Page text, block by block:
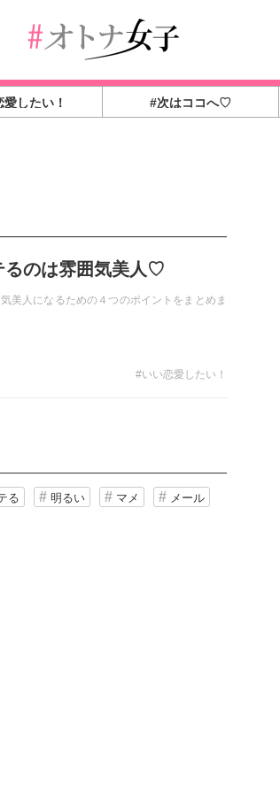
したい！ #次はココへ♡
るのは雰囲気美人♡
美人になるための４つのポイントをまとめま
#いい恋愛したい！
る 明るい マメ メール